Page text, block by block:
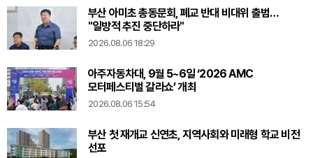
부산 아미초 총동문회, 폐교 반대 비대위 출범…
"일방적 추진 중단하라"
2026.08.06 18:29
아주자동차대, 9월 5~6일 ‘2026 AMC
모터페스티벌 갈라쇼’ 개최
2026.08.06 15:54
부산 첫 재개교 신연초, 지역사회와 미래형 학교 비전
선포